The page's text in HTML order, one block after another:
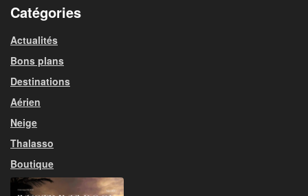
Catégories
Actualités
Bons plans
Destinations
Aérien
Neige
Thalasso
Boutique